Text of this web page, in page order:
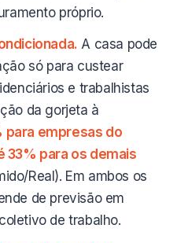
próprio.
A casa pode
só para custear
e trabalhistas
da gorjeta à
para empresas do
33% para os demais
Real). Em ambos os
de previsão em
de trabalho.